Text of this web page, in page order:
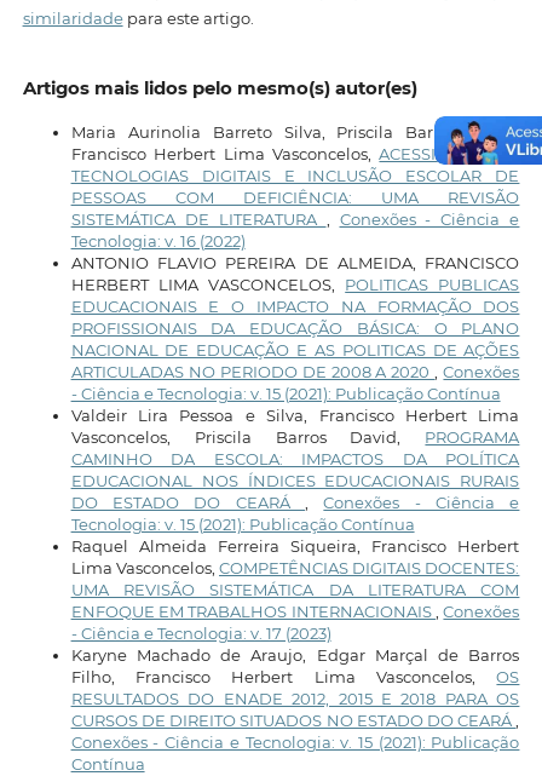
similaridadepara este artigo.
Artigos mais lidos pelo mesmo(s) autor(es)
Maria Aurinolia Barreto Silva, Priscila Barros David,
Francisco Herbert Lima Vasconcelos,ACESSIBILIDADE,
TECNOLOGIAS DIGITAIS E INCLUSÃO ESCOLAR DE
PESSOAS COM DEFICIÊNCIA: UMA REVISÃO
SISTEMÁTICA DE LITERATURA , Conexões - Ciência e
Tecnologia: v. 16 (2022)
ANTONIO FLAVIO PEREIRA DE ALMEIDA, FRANCISCO
HERBERT LIMA VASCONCELOS, POLITICAS PUBLICAS
EDUCACIONAIS E O IMPACTO NA FORMAÇÃO DOS
PROFISSIONAIS DA EDUCAÇÃO BÁSICA: O PLANO
NACIONAL DE EDUCAÇÃO E AS POLITICAS DE AÇÕES
ARTICULADAS NO PERIODO DE 2008 A 2020,Conexões
- Ciência e Tecnologia: v. 15 (2021): Publicação Contínua
Valdeir Lira Pessoa e Silva, Francisco Herbert Lima
Vasconcelos, Priscila Barros David, PROGRAMA
CAMINHO DA ESCOLA: IMPACTOS DA POLÍTICA
EDUCACIONAL NOS ÍNDICES EDUCACIONAIS RURAIS
DO ESTADO DO CEARÁ ,Conexões - Ciência e
Tecnologia: v. 15 (2021): Publicação Contínua
Raquel Almeida Ferreira Siqueira, Francisco Herbert
Lima Vasconcelos, COMPETÊNCIAS DIGITAIS DOCENTES:
UMA REVISÃO SISTEMÁTICA DA LITERATURA COM
ENFOQUE EM TRABALHOS INTERNACIONAIS,Conexões
- Ciência e Tecnologia: v. 17 (2023)
Karyne Machado de Araujo, Edgar Marçal de Barros
Filho, Francisco Herbert Lima Vasconcelos,OS
RESULTADOS DO ENADE 2012, 2015 E 2018 PARA OS
CURSOS DE DIREITO SITUADOS NO ESTADO DO CEARÁ,
Conexões - Ciência e Tecnologia: v. 15 (2021): Publicação
Contínua